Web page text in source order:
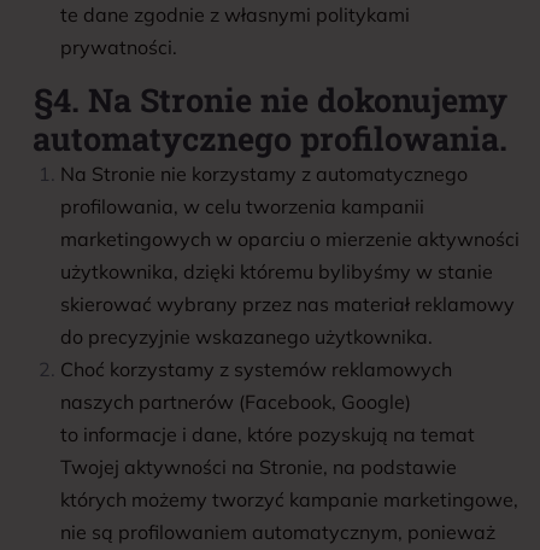
te dane zgodnie z własnymi politykami
prywatności.
§4. Na Stronie nie dokonujemy
automatycznego profilowania.
Na Stronie nie korzystamy z automatycznego
profilowania, w celu tworzenia kampanii
marketingowych w oparciu o mierzenie aktywności
użytkownika, dzięki któremu bylibyśmy w stanie
skierować wybrany przez nas materiał reklamowy
do precyzyjnie wskazanego użytkownika.
Choć korzystamy z systemów reklamowych
naszych partnerów (Facebook, Google)
to informacje i dane, które pozyskują na temat
Twojej aktywności na Stronie, na podstawie
których możemy tworzyć kampanie marketingowe,
nie są profilowaniem automatycznym, ponieważ